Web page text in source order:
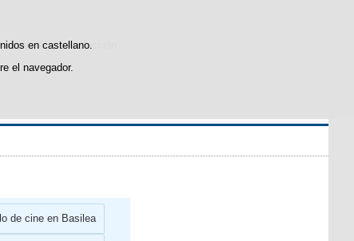
de uso y satisfacción.
.
en castellano.
el navegador.
de cine en Basilea